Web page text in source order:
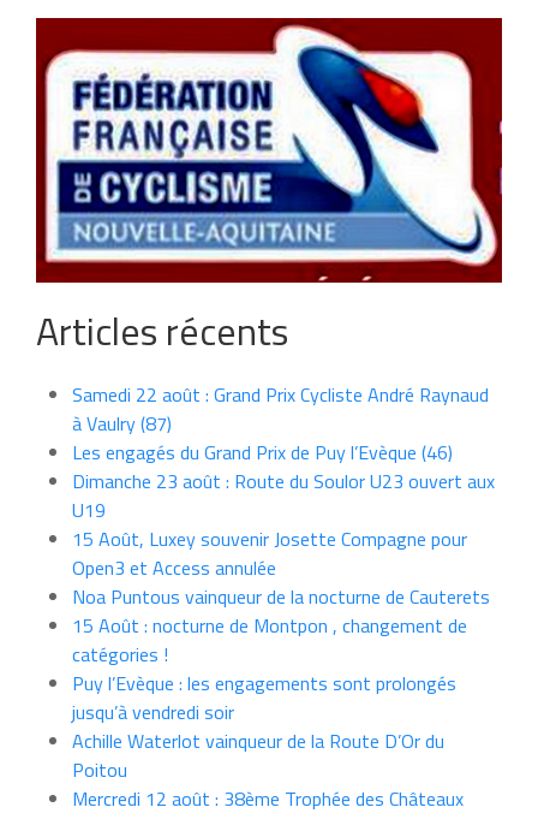
Articles récents
Samedi 22 août : Grand Prix Cycliste André Raynaud
à Vaulry (87)
Les engagés du Grand Prix de Puy l’Evèque (46)
Dimanche 23 août : Route du Soulor U23 ouvert aux
U19
15 Août, Luxey souvenir Josette Compagne pour
Open3 et Access annulée
Noa Puntous vainqueur de la nocturne de Cauterets
15 Août : nocturne de Montpon , changement de
catégories !
Puy l’Evèque : les engagements sont prolongés
jusqu’à vendredi soir
Achille Waterlot vainqueur de la Route D’Or du
Poitou
Mercredi 12 août : 38ème Trophée des Châteaux